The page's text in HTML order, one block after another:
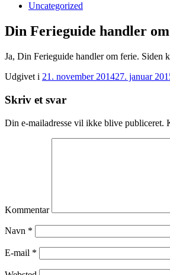
Uncategorized
Din Ferieguide handler
Ja, Din Ferieguide handler om ferie. Siden
Udgivet i 21. november 201427. januar
Skriv et svar
Din e-mailadresse vil ikke blive publiceret.
Kommentar
Navn *
E-mail *